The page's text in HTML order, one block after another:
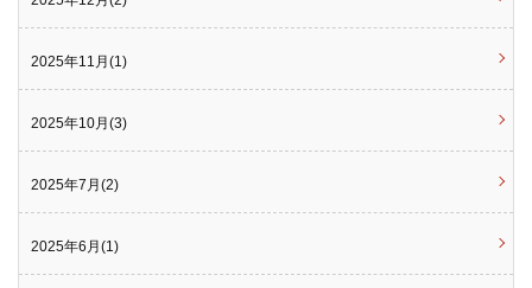
2025年11月(1)
2025年10月(3)
2025年7月(2)
2025年6月(1)